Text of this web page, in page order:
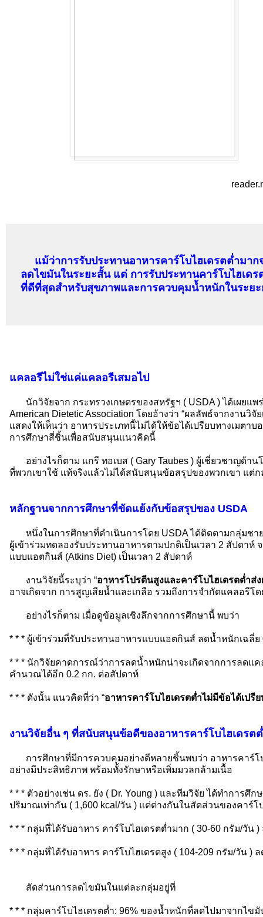
แม้ว่าการรับประทานอาหารคาร์โบไฮเดรตต่ำมา
ลดไขมันในระยะสั้น แต่ การรับประทานคาร์โบไฮเดร
ที่ดีที่สุดสำหรับสุขภาพและการควบคุมน้ำหนักในระยะ
แคลอรีไม่ใช่แค่แคลอรีเสมอไป
นักวิจัยจาก กระทรวงเกษตรของสหรัฐฯ ( USDA ) ได้เผยแพ
American Dietetic Association โดยอ้างว่า “ผลลัพธ์จากงานวิ
แสดงให้เห็นว่า อาหารประเภทนี้ไม่ได้ให้ข้อได้เปรียบทางเมตา
การศึกษาสี่ชิ้นเพื่อสนับสนุนแนวคิดนี้
อย่างไรก็ตาม แกรี ทอเบส ( Gary Taubes ) ผู้เชี่ยวชาญด้าน
ที่พวกเขาใช้ แท้จริงแล้วไม่ได้สนับสนุนข้อสรุปของพวกเขา แ
หลักฐานจากการศึกษาที่ขัดแย้งกับข้อสรุปของ USDA
หนึ่งในการศึกษาที่ดำเนินการโดย USDA ได้ติดตามกลุ่มชา
ผู้เข้าร่วมทดลองรับประทานอาหารตามปกติเป็นเวลา 2 สัปดาห์
แบบแอตกินส์ (Atkins Diet) เป็นเวลา 2 สัปดาห์
งานวิจัยนี้ระบุว่า “อาหารโปรตีนสูงและคาร์โบไฮเดรตต่ำ
อาจเกิดจาก การสูญเสียน้ำและเกลือ รวมถึงการจำกัดแคลอรีโ
อย่างไรก็ตาม เมื่อดูข้อมูลเชิงลึกจากการศึกษานี้ พบว่า
* * * ผู้เข้าร่วมที่รับประทานอาหารแบบแอตกินส์ ลดน้ำหนักเฉลี่
* * * นักวิจัยคาดการณ์ว่าการลดน้ำหนักน่าจะเกิดจากการลดแ
คำนวณได้อีก 0.2 กก. ต่อสัปดาห์
* * * ดังนั้น แนวคิดที่ว่า “อาหารคาร์โบไฮเดรตต่ำไม่มีข้อได้เปรี
งานวิจัยอื่น ๆ ที่สนับสนุนข้อดีของอาหารคาร์โบไฮเดรต
การศึกษาที่มีการควบคุมอย่างดีหลายชิ้นพบว่า อาหารคาร์โ
อย่างมีประสิทธิภาพ พร้อมทั้งรักษาหรือเพิ่มมวลกล้ามเนื้อ
* * * ตัวอย่างเช่น ดร. ยัง ( Dr. Young ) และทีมวิจัย ได้ทำการศึ
ปริมาณเท่ากัน ( 1,600 kcal/วัน ) แต่ต่างกันในสัดส่วนของคาร์โ
* * * กลุ่มที่ได้รับอาหาร คาร์โบไฮเดรตต่ำมาก ( 30-60 กรัม/วัน
* * * กลุ่มที่ได้รับอาหาร คาร์โบไฮเดรตสูง ( 104-209 กรัม/วัน )
สัดส่วนการลดไขมันในแต่ละกลุ่มอยู่ที่
* * * กลุ่มคาร์โบไฮเดรตต่ำ: 96% ของน้ำหนักที่ลดไปมาจากไข